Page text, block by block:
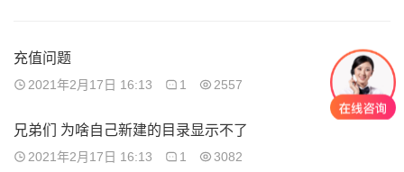
充值问题
2021年2月17日 16:13 1 2557
兄弟们 为啥自己新建的目录显示不了
2021年2月17日 16:13 1 3082